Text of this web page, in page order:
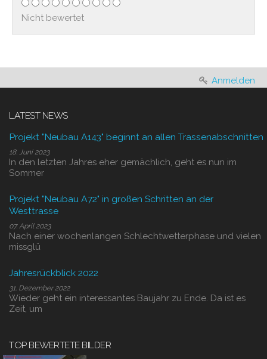
Nicht bewertet
Anmelden
LATEST NEWS
Projekt "Neubau A143" beginnt an allen Trassenabschnitten
18. Juni 2023
In den letzten Jahres eher gemächlich, geht es nun im
Sommer
Projekt "Neubau A72" in großen Schritten an der
Westtrasse
07. April 2023
Nach einer wochenlangen Schlechtwetterphase und vielen
missglü
Jahresrückblick 2022
31. Dezember 2022
Wieder geht ein interessantes Baujahr zu Ende. Da ist es
Zeit, um
TOP BEWERTETE BILDER